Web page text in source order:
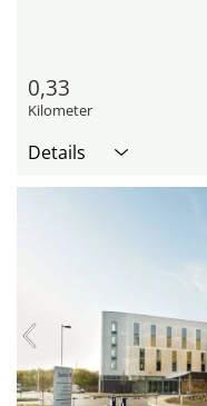
0,33
Kilometer
Details